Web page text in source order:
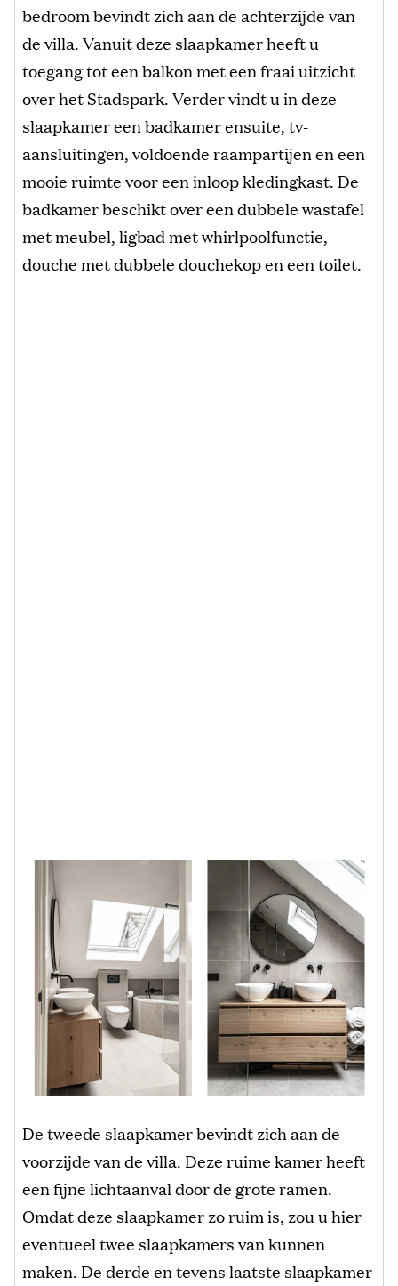
bedroom bevindt zich aan de achterzijde van
de villa. Vanuit deze slaapkamer heeft u
toegang tot een balkon met een fraai uitzicht
over het Stadspark. Verder vindt u in deze
slaapkamer een badkamer ensuite, tv-
aansluitingen, voldoende raampartijen en een
mooie ruimte voor een inloop kledingkast. De
badkamer beschikt over een dubbele wastafel
met meubel, ligbad met whirlpoolfunctie,
douche met dubbele douchekop en een toilet.
De tweede slaapkamer bevindt zich aan de
voorzijde van de villa. Deze ruime kamer heeft
een fijne lichtaanval door de grote ramen.
Omdat deze slaapkamer zo ruim is, zou u hier
eventueel twee slaapkamers van kunnen
maken. De derde en tevens laatste slaapkamer